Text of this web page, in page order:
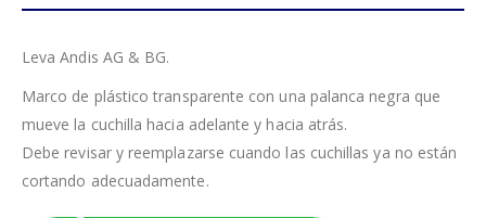
Leva Andis AG & BG.
Marco de plástico transparente con una palanca negra que
mueve la cuchilla hacia adelante y hacia atrás.
Debe revisar y reemplazarse cuando las cuchillas ya no están
cortando adecuadamente.